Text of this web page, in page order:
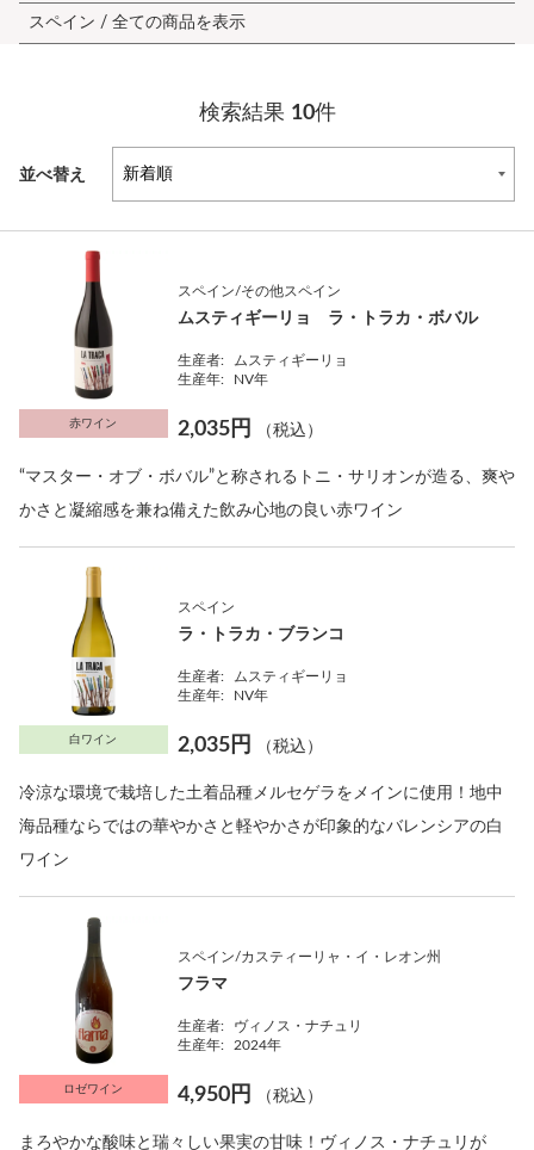
スペイン / 全ての商品を表示
検索結果 10件
並べ替え
赤ワイン
スペイン/その他スペイン
ムスティギーリョ ラ・トラカ・ボバル
生産者:
ムスティギーリョ
生産年:
NV年
2,035円 （税込）
“マスター・オブ・ボバル”と称されるトニ・サリオンが造る、爽や
かさと凝縮感を兼ね備えた飲み心地の良い赤ワイン
白ワイン
スペイン
ラ・トラカ・ブランコ
生産者:
ムスティギーリョ
生産年:
NV年
2,035円 （税込）
冷涼な環境で栽培した土着品種メルセゲラをメインに使用！地中
海品種ならではの華やかさと軽やかさが印象的なバレンシアの白
ワイン
ロゼワイン
スペイン/カスティーリャ・イ・レオン州
フラマ
生産者:
ヴィノス・ナチュリ
生産年:
2024年
4,950円 （税込）
まろやかな酸味と瑞々しい果実の甘味！ヴィノス・ナチュリが